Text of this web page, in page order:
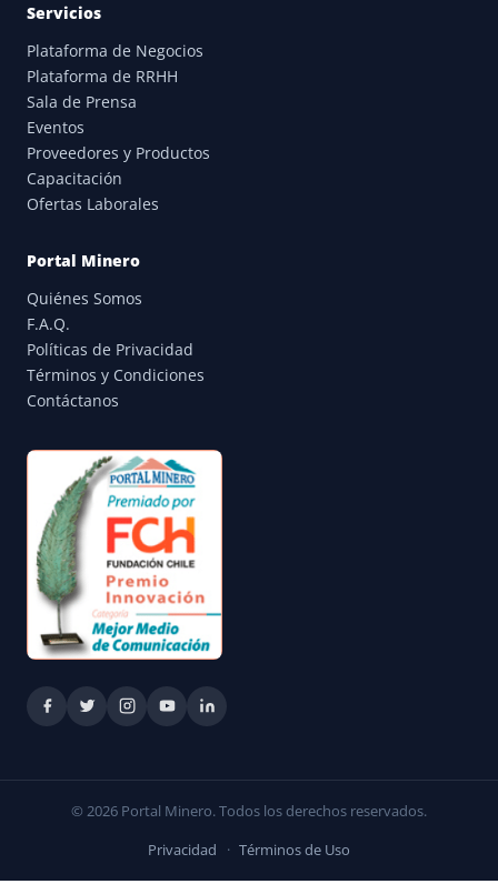
Servicios
Plataforma de Negocios
Plataforma de RRHH
Sala de Prensa
Eventos
Proveedores y Productos
Capacitación
Ofertas Laborales
Portal Minero
Quiénes Somos
F.A.Q.
Políticas de Privacidad
Términos y Condiciones
Contáctanos
© 2026 Portal Minero. Todos los derechos reservados.
Privacidad · Términos de Uso